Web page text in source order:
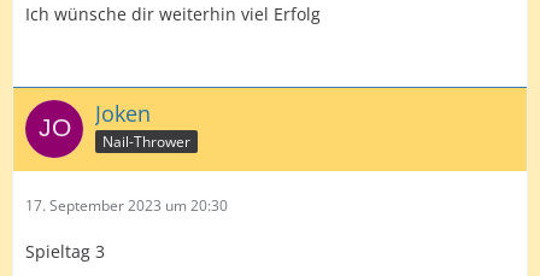
Ich wünsche dir weiterhin viel Erfolg
Joken
Nail-Thrower
17. September 2023 um 20:30
Spieltag 3